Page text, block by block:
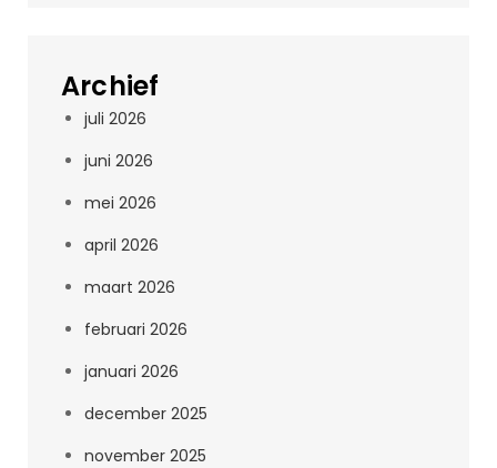
Archief
juli 2026
juni 2026
mei 2026
april 2026
maart 2026
februari 2026
januari 2026
december 2025
november 2025